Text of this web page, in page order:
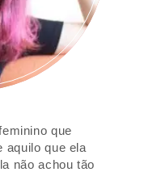
que
aquilo que ela
não achou tão